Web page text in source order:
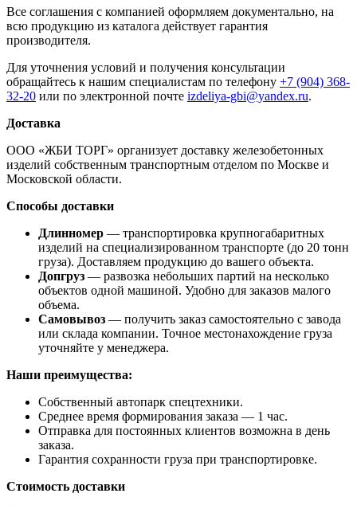
Все соглашения с компанией оформляем документально, на
всю продукцию из каталога действует гарантия
производителя.
Для уточнения условий и получения консультации
обращайтесь к нашим специалистам по телефону +7 (904) 368-
32-20 или по электронной почте izdeliya-gbi@yandex.ru.
Доставка
ООО «ЖБИ ТОРГ» организует доставку железобетонных
изделий собственным транспортным отделом по Москве и
Московской области.
Способы доставки
Длинномер — транспортировка крупногабаритных
изделий на специализированном транспорте (до 20 тонн
груза). Доставляем продукцию до вашего объекта.
Допгруз — развозка небольших партий на несколько
объектов одной машиной. Удобно для заказов малого
объема.
Самовывоз — получить заказ самостоятельно с завода
или склада компании. Точное местонахождение груза
уточняйте у менеджера.
Наши преимущества:
Собственный автопарк спецтехники.
Среднее время формирования заказа — 1 час.
Отправка для постоянных клиентов возможна в день
заказа.
Гарантия сохранности груза при транспортировке.
Стоимость доставки